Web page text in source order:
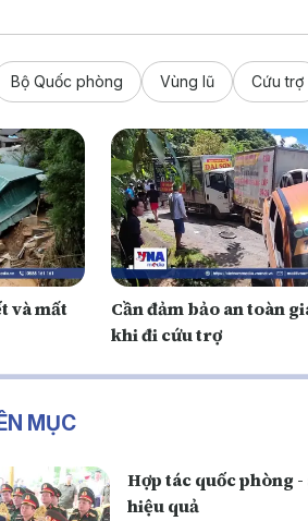
Bộ Quốc phòng Vùng lũ Cứu trợ
và mất
Cần đảm bảo an toàn
khi đi cứu trợ
MỤC
Hợp tác quốc phòng
hiệu quả